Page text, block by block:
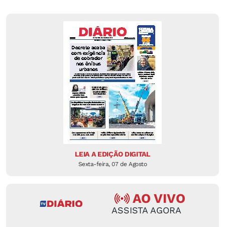
LEIA A EDIÇÃO DIGITAL
Sexta-feira, 07 de Agosto
AO VIVO
ASSISTA AGORA